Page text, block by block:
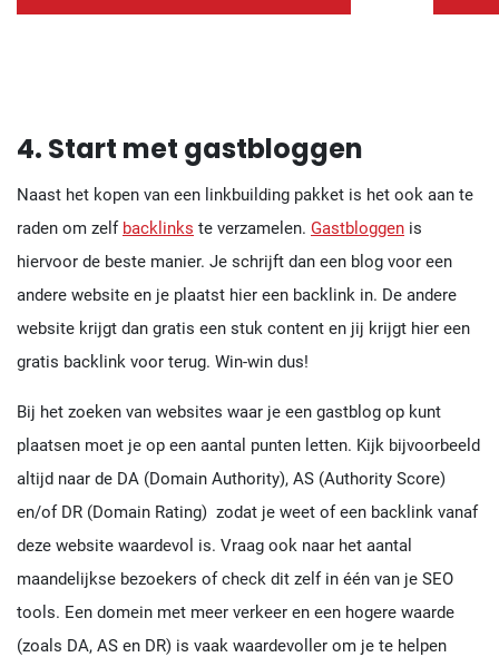
4. Start met gastbloggen
Naast het kopen van een linkbuilding pakket is het ook aan te
raden om zelf backlinks te verzamelen. Gastbloggen is
hiervoor de beste manier. Je schrijft dan een blog voor een
andere website en je plaatst hier een backlink in. De andere
website krijgt dan gratis een stuk content en jij krijgt hier een
gratis backlink voor terug. Win-win dus!
Bij het zoeken van websites waar je een gastblog op kunt
plaatsen moet je op een aantal punten letten. Kijk bijvoorbeeld
altijd naar de DA (Domain Authority), AS (Authority Score)
en/of DR (Domain Rating) zodat je weet of een backlink vanaf
deze website waardevol is. Vraag ook naar het aantal
maandelijkse bezoekers of check dit zelf in één van je SEO
tools. Een domein met meer verkeer en een hogere waarde
(zoals DA, AS en DR) is vaak waardevoller om je te helpen